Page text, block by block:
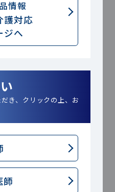
るわけではあり
基準では、根拠
などから、指標
「七訂」に準拠
て策定されてい
情報
護対応
ジへ
き、クリックの上、お
師